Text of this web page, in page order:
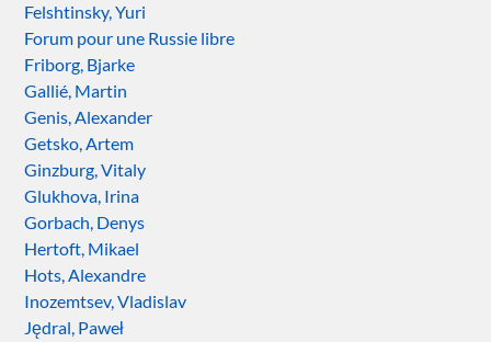
Felshtinsky, Yuri
Forum pour une Russie libre
Friborg, Bjarke
Gallié, Martin
Genis, Alexander
Getsko, Artem
Ginzburg, Vitaly
Glukhova, Irina
Gorbach, Denys
Hertoft, Mikael
Hots, Alexandre
Inozemtsev, Vladislav
Jędral, Paweł